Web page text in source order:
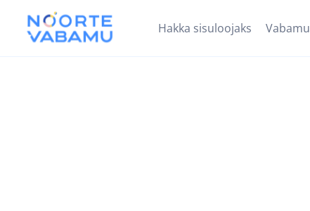
Hakka sisuloojaks Vabamu